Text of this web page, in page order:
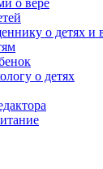
о вере
о детях и
о детях